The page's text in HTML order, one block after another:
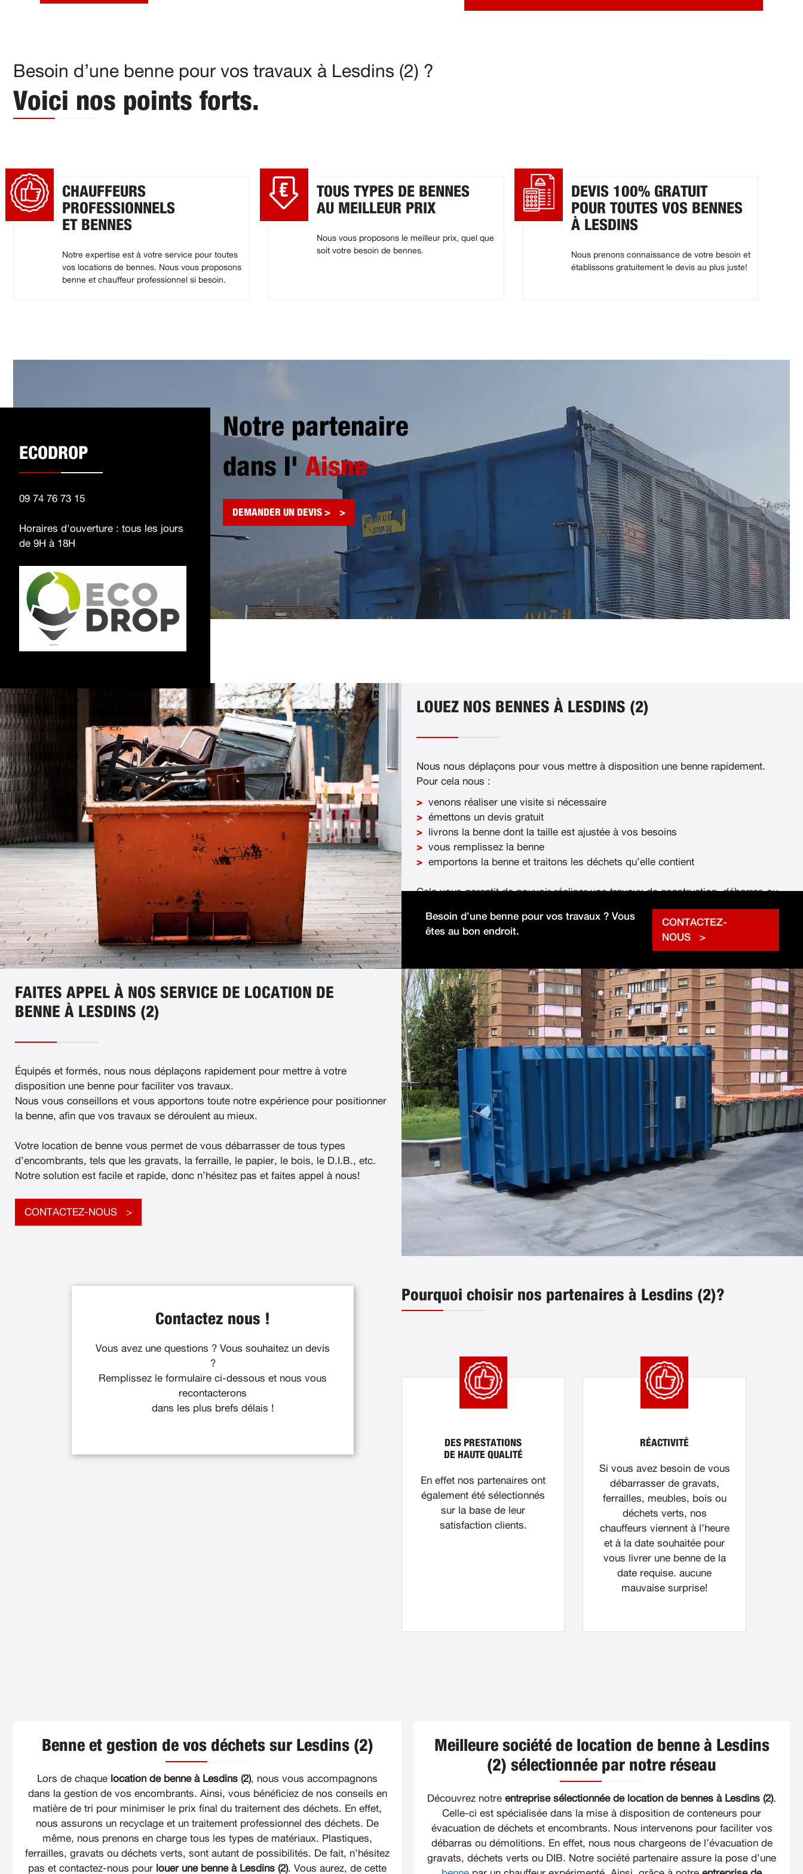
Besoin d’une benne pour vos travaux à Lesdins (2) ?
Voici nos points forts.
CHAUFFEURS
PROFESSIONNELS
ET BENNES
Notre expertise est à votre service pour toutes
vos locations de bennes. Nous vous proposons
benne et chauffeur professionnel si besoin.
TOUS TYPES DE BENNES
AU MEILLEUR PRIX
Nous vous proposons le meilleur prix, quel que
soit votre besoin de bennes.
DEVIS 100% GRATUIT
POUR TOUTES VOS BENNES
À LESDINS
Nous prenons connaissance de votre besoin et
établissons gratuitement le devis au plus juste!
ECODROP
09 74 76 73 15
Horaires d'ouverture : tous les jours
de 9H à 18H
Notre partenaire
dans l' Aisne
DEMANDER UN DEVIS >
LOUEZ NOS BENNES À LESDINS (2)
Nous nous déplaçons pour vous mettre à disposition une benne rapidement.
Pour cela nous :
venons réaliser une visite si nécessaire
émettons un devis gratuit
livrons la benne dont la taille est ajustée à vos besoins
vous remplissez la benne
emportons la benne et traitons les déchets qu’elle contient
Cela vous garantit de pouvoir réaliser vos travaux de construction, débarras ou
Besoin d’une benne pour vos travaux ? Vous
êtes au bon endroit.
CONTACTEZ-
NOUS
FAITES APPEL À NOS SERVICE DE LOCATION DE
BENNE À LESDINS (2)
Équipés et formés, nous nous déplaçons rapidement pour mettre à votre
disposition une benne pour faciliter vos travaux.
Nous vous conseillons et vous apportons toute notre expérience pour positionner
la benne, afin que vos travaux se déroulent au mieux.
Votre location de benne vous permet de vous débarrasser de tous types
d’encombrants, tels que les gravats, la ferraille, le papier, le bois, le D.I.B., etc.
Notre solution est facile et rapide, donc n’hésitez pas et faites appel à nous!
CONTACTEZ-NOUS
Contactez nous !
Vous avez une questions ? Vous souhaitez un devis
?
Remplissez le formulaire ci-dessous et nous vous
recontacterons
dans les plus brefs délais !
Pourquoi choisir nos partenaires à Lesdins (2)?
DES PRESTATIONS
DE HAUTE QUALITÉ
En effet nos partenaires ont
également été sélectionnés
sur la base de leur
satisfaction clients.
RÉACTIVITÉ
Si vous avez besoin de vous
débarrasser de gravats,
ferrailles, meubles, bois ou
déchets verts, nos
chauffeurs viennent à l’heure
et à la date souhaitée pour
vous livrer une benne de la
date requise. aucune
mauvaise surprise!
Benne et gestion de vos déchets sur Lesdins (2)
Lors de chaque location de benne à Lesdins (2), nous vous accompagnons
dans la gestion de vos encombrants. Ainsi, vous bénéficiez de nos conseils en
matière de tri pour minimiser le prix final du traitement des déchets. En effet,
nous assurons un recyclage et un traitement professionnel des déchets. De
même, nous prenons en charge tous les types de matériaux. Plastiques,
ferrailles, gravats ou déchets verts, sont autant de possibilités. De fait, n’hésitez
pas et contactez-nous pour louer une benne à Lesdins (2). Vous aurez, de cette
Meilleure société de location de benne à Lesdins
(2) sélectionnée par notre réseau
Découvrez notre entreprise sélectionnée de location de bennes à Lesdins (2).
Celle-ci est spécialisée dans la mise à disposition de conteneurs pour
évacuation de déchets et encombrants. Nous intervenons pour faciliter vos
débarras ou démolitions. En effet, nous nous chargeons de l’évacuation de
gravats, déchets verts ou DIB. Notre société partenaire assure la pose d’une